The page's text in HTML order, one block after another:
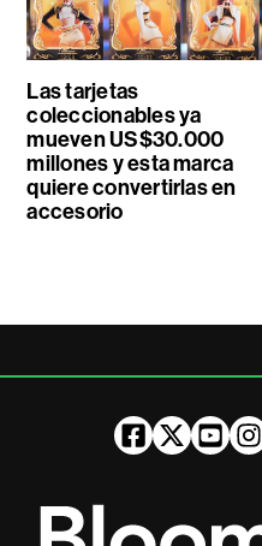
Las tarjetas
coleccionables ya
mueven US$30.000
millones y esta marca
quiere convertirlas en
accesorio